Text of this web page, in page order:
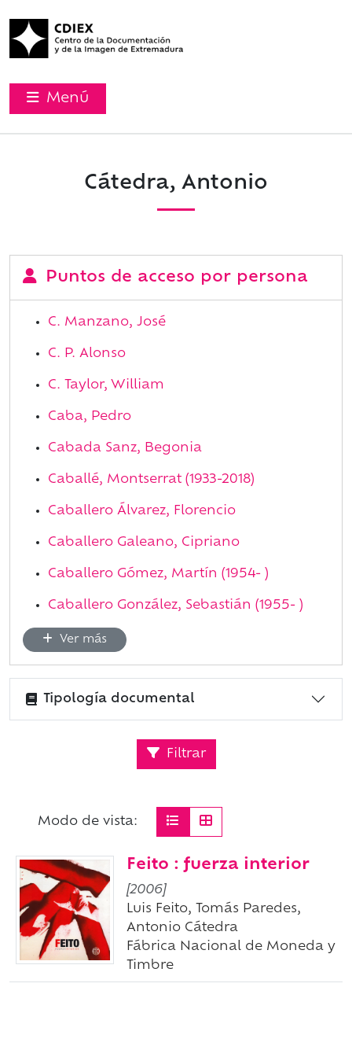
Menú
Cátedra, Antonio
Puntos de acceso por persona
C. Manzano, José
C. P. Alonso
C. Taylor, William
Caba, Pedro
Cabada Sanz, Begonia
Caballé, Montserrat (1933-2018)
Caballero Álvarez, Florencio
Caballero Galeano, Cipriano
Caballero Gómez, Martín (1954- )
Caballero González, Sebastián (1955- )
Ver más
Tipología documental
Filtrar
Modo de vista:
Feito : fuerza interior
[2006]
Luis Feito, Tomás Paredes,
Antonio Cátedra
Fábrica Nacional de Moneda y
Timbre